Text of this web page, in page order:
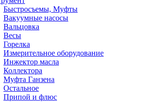
Быстросъемы, Муфты
Вакуумные насосы
Вальцовка
Весы
Горелка
Измерительное оборудование
Инжектор масла
Коллектора
Муфта Ганзена
Остальное
Припой и флюс